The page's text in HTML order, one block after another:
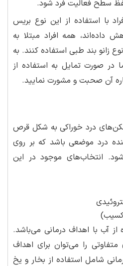
سطح فعالیت فرد شود.
با استفاده از این نوع بریس
داده‌اند، همه افراد مبتلا به
نوع زانو بند طبی استفاده کنند. به
صورت تمایل به استفاده از
آن صحبت و مشورت نمایید.
درد خوراکی به شکل قرص
درد موضعی باشد که بر روی
انتخاب‌های موجود در این
از آب با اهداف درمانی می‌باشد.
را می‌توان برای اهداف
شامل استفاده از بخار و یخ